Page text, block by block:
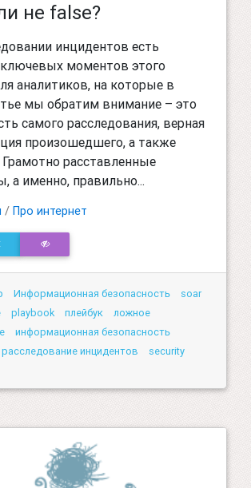
не false?
инцидентов есть
моментов этого
аналитиков, на которые в
мы обратим внимание – это
самого расследования, верная
произошедшего, а также
Грамотно расставленные
а именно, правильно...
/ Про интернет
Информационная безопасность
soar
playbook плейбук
ложное
информационная безопасность
расследование инцидентов
security